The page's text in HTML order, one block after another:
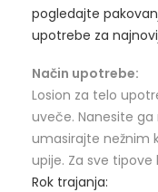
pogledajte
upotrebe za
Način upotrebe:
Losion za telo
uveče. Nanesite
umasirajte nežnim
upije. Za sve tipove
Rok trajanja: